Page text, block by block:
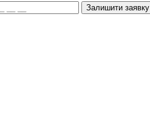
Залишити заявку